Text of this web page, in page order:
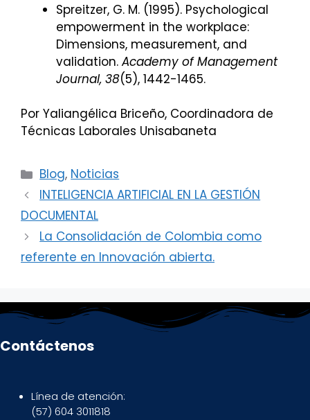
Spreitzer, G. M. (1995). Psychological
empowerment in the workplace:
Dimensions, measurement, and
validation.Academy of Management
Journal, 38(5), 1442-1465.
Por Yaliangélica Briceño, Coordinadora de
Técnicas Laborales Unisabaneta
Categorías
Blog, Noticias
INTELIGENCIA ARTIFICIAL EN LA GESTIÓN
DOCUMENTAL
La Consolidación de Colombia como
referente en Innovación abierta.
Contáctenos
Línea de atención:
(57) 604 3011818